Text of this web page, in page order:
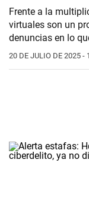
Frente a la
virtuales son un
denuncias en lo
20 DE JULIO DE 2025 -